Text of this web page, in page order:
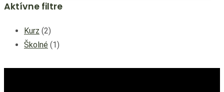
Aktívne filtre
Kurz 22
produkty
Školné 11